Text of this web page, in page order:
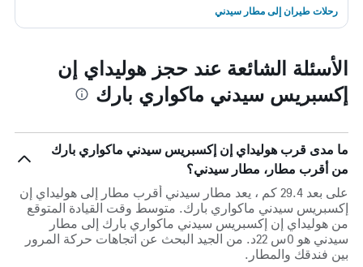
رحلات طيران إلى مطار سيدني
الأسئلة الشائعة عند حجز هوليداي إن
إكسبريس سيدني ماكواري بارك
ما مدى قرب هوليداي إن إكسبريس سيدني ماكواري بارك
من أقرب مطار، مطار سيدني؟
على بعد 29.4 كم ، يعد مطار سيدني أقرب مطار إلى هوليداي إن
إكسبريس سيدني ماكواري بارك. متوسط وقت القيادة المتوقع
من هوليداي إن إكسبريس سيدني ماكواري بارك إلى مطار
سيدني هو 0س 22د. من الجيد البحث عن اتجاهات حركة المرور
بين فندقك والمطار.